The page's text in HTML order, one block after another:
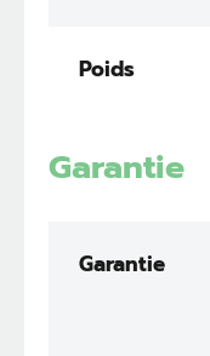
Poids
Garantie
Garantie